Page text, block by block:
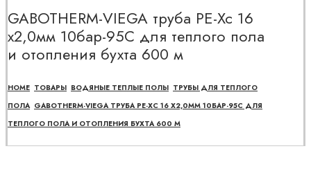
GABOTHERM-VIEGA труба PE-Xc 16
х2,0мм 10бар-95С для теплого пола
и отопления бухта 600 м
HOME ТОВАРЫ ВОДЯНЫЕ ТЕПЛЫЕ ПОЛЫ ТРУБЫ ДЛЯ ТЕПЛОГО
ПОЛА GABOTHERM-VIEGA ТРУБА PE-XC 16 Х2,0ММ 10БАР-95С ДЛЯ
ТЕПЛОГО ПОЛА И ОТОПЛЕНИЯ БУХТА 600 М